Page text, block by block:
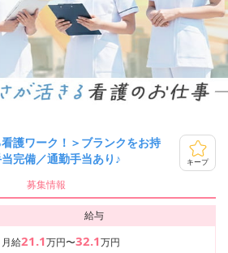
護ワーク！＞ブランクをお持
完備／通勤手当あり♪
キープ
募集情報
給与
月給21.1万円〜32.1万円